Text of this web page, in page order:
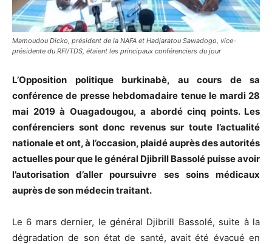
Mamoudou Dicko, président de la NAFA et Hadjaratou Sawadogo, vice-
présidente du RFI/TDS, étaient les principaux conférenciers du jour
L’Opposition politique burkinabè, au cours de sa
conférence de presse hebdomadaire tenue le mardi 28
mai 2019 à Ouagadougou, a abordé cinq points. Les
conférenciers sont donc revenus sur toute l’actualité
nationale et ont, à l’occasion, plaidé auprès des autorités
actuelles pour que le général Djibrill Bassolé puisse avoir
l’autorisation d’aller poursuivre ses soins médicaux
auprès de son médecin traitant.
Le 6 mars dernier, le général Djibrill Bassolé, suite à la
dégradation de son état de santé, avait été évacué en